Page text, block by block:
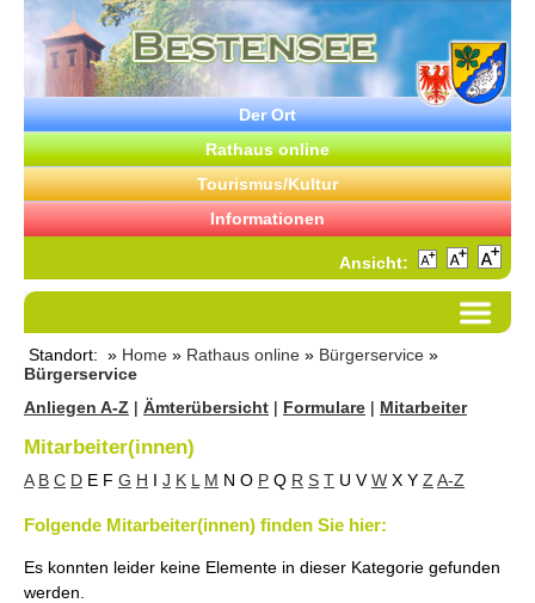
Der Ort
Rathaus online
Tourismus/Kultur
Informationen
Ansicht:
Standort: » Home » Rathaus online » Bürgerservice »
Bürgerservice
Anliegen A-Z | Ämterübersicht | Formulare | Mitarbeiter
Mitarbeiter(innen)
A B C D E F G H I J K L M N O P Q R S T U V W X Y Z A-Z
Folgende Mitarbeiter(innen) finden Sie hier:
Es konnten leider keine Elemente in dieser Kategorie gefunden
werden.